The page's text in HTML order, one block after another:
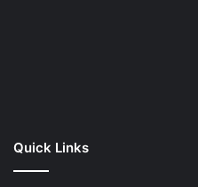
Quick Links